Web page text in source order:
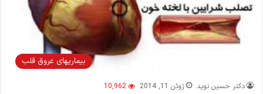
بیماریهای عروق قلب
دکتر حسین نوید ژوئن 11, 2014 10,962